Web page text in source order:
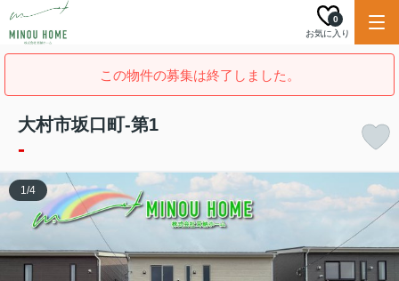
お気に入り
0
この物件の募集は終了しました。
大村市坂口町-第1
-
1/4